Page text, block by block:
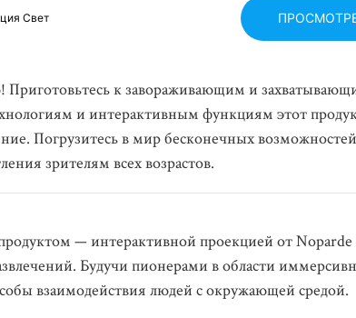
Свет
к завораживающим и
и интерактивным функциям этот
Погрузитесь в мир бесконечных
зрителям всех возрастов.
— интерактивной проекцией от
Будучи пионерами в области
взаимодействия людей с окружающей средой.